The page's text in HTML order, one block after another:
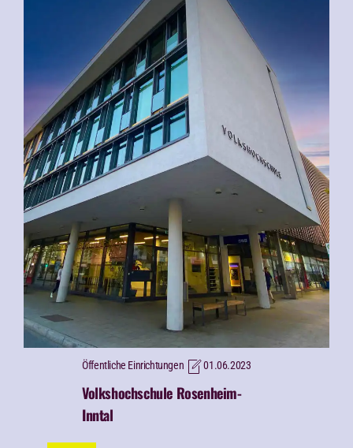
Öffentliche Einrichtungen 01.06.2023
Volkshochschule Rosenheim-
Inntal